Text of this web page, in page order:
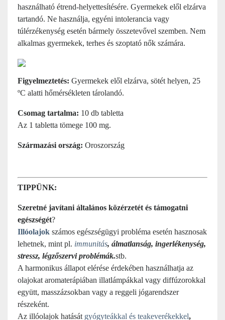
használható étrend-helyettesítésére. Gyermekek elől elzárva
tartandó. Ne használja, egyéni intolerancia vagy
túlérzékenység esetén bármely összetevővel szemben. Nem
alkalmas gyermekek, terhes és szoptató nők számára.
Figyelmeztetés: Gyermekek elől elzárva, sötét helyen, 25
ºC alatti hőmérsékleten tárolandó.
Csomag tartalma: 10 db tabletta
Az 1 tabletta tömege 100 mg.
Származási ország: Oroszország
TIPPÜNK:
Szeretné javítani általános közérzetét és támogatni
egészségét?
Illóolajok számos egészségügyi probléma esetén hasznosak
lehetnek, mint pl. immunitás, álmatlanság, ingerlékenység,
stressz, légzőszervi problémák.stb.
A harmonikus állapot elérése érdekében használhatja az
olajokat aromaterápiában illatlámpákkal vagy diffúzorokkal
együtt, masszázsokban vagy a reggeli jógarendszer
részeként.
Az illóolajok hatását gyógyteákkal és teakeverékekkel,